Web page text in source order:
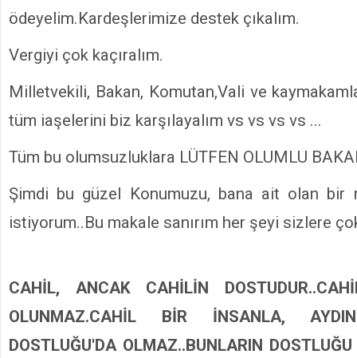
ödeyelim.Kardeşlerimize destek çıkalım.
Vergiyi çok kaçıralım.
Milletvekili, Bakan, Komutan,Vali ve
tüm iaşelerini biz karşılayalım vs vs vs vs ...
Tüm bu olumsuzluklara LÜTFEN OLUMLU
Şimdi bu güzel Konumuzu, bana ait olan bir
istiyorum..Bu makale sanırım her şeyi sizlere
CAHİL, ANCAK CAHİLİN
OLUNMAZ.CAHİL BİR İNSANLA,
DOSTLUĞU'DA OLMAZ..BUNLARIN